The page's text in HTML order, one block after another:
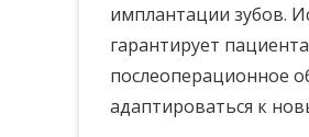
имплантации зубов.
гарантирует
послеоперационное
адаптироваться к